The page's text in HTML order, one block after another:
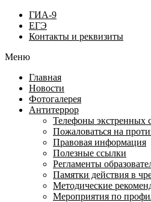
ГИА-9
ЕГЭ
Контакты и реквизиты
Меню
Главная
Новости
Фотогалерея
Антитеррор
Телефоны экстренных
Пожаловаться на
Правовая информация
Полезные ссылки
Регламенты
Памятки действия в
Методические
Мероприятия по